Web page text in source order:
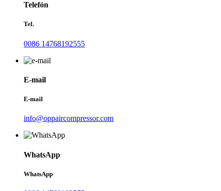
Telefón
Tel.
0086 14768192555
E-mail
E-mail
info@oppaircompressor.com
WhatsApp
WhatsApp